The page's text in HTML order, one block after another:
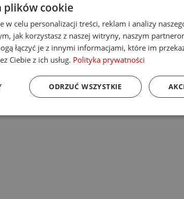
plików cookie
w celu personalizacji treści, reklam i analizy
jak korzystasz z naszej witryny, naszym
łączyć je z innymi informacjami, które im
Ciebie z ich usług. Polityka prywatności
ODRZUĆ WSZYSTKIE